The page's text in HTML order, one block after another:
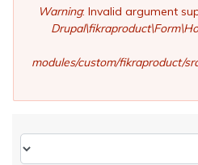
Warning: Invalid argument
modules/custom/fikraproduct/